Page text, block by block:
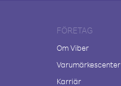
FÖRETAG
Om Viber
Varumärkescenter
Karriär